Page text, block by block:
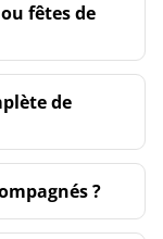
fêtes de
de
?